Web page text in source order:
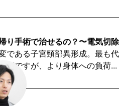
り手術で治せるの？〜電気切
である子宮頸部異形成。最も
術ですが、より身体への負荷...